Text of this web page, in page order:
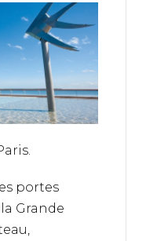
double
douche,
si non
G (CFAR)
Tax)
portes
Grande